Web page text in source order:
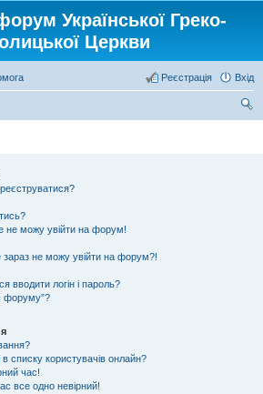
Української Греко-
Церкви
Вхід
Реєстрація
реєструватися?
не можу увійти на форум!
не можу увійти на форум?!
вводити логін і пароль?
форуму”?
списку користувачів онлайн?
час!
все одно невірний!